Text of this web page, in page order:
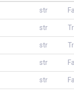
str
str
str
str
str